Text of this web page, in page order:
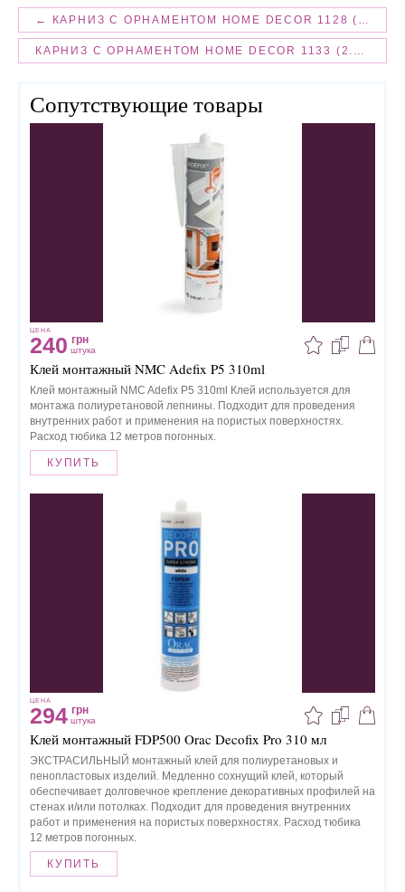
Сопутствующие товары
ЦЕНА
240 грн
штука
Клей монтажный NMC Adefix P5 310ml
Клей монтажный NMC Adefix P5 310ml Клей используется для
монтажа полиуретановой лепнины. Подходит для проведения
внутренних работ и применения на пористых поверхностях.
Расход тюбика 12 метров погонных.
КУПИТЬ
ЦЕНА
294 грн
штука
Клей монтажный FDP500 Orac Decofix Pro 310 мл
ЭКСТРАСИЛЬНЫЙ монтажный клей для полиуретановых и
пенопластовых изделий. Медленно сохнущий клей, который
обеспечивает долговечное крепление декоративных профилей на
стенах и/или потолках. Подходит для проведения внутренних
работ и применения на пористых поверхностях. Расход тюбика
12 метров погонных.
КУПИТЬ